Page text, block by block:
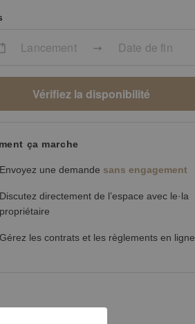
Lancement Date de fin
Vérifiez la disponibilité
ça marche
Envoyez une demande sans engagement
Discutez directement de l’espace avec le·la
propriétaire
Gérez les contrats et les règlements en ligne